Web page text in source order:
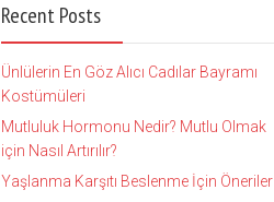
Recent Posts
Ünlülerin En Göz Alıcı Cadılar Bayramı
Kostümüleri
Mutluluk Hormonu Nedir? Mutlu Olmak
için Nasıl Artırılır?
Yaşlanma Karşıtı Beslenme İçin Öneriler